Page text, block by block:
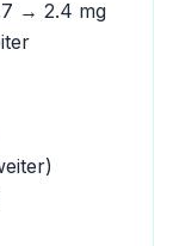
→ 2.4 mg